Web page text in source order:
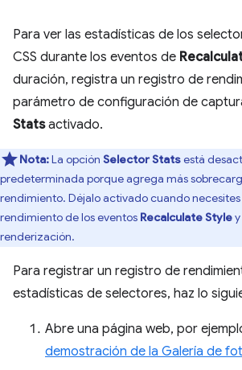
Para ver las estadísticas de los
CSS durante los eventos de
duración, registra un registro de
parámetro de configuración de
Statsactivado.
Nota:La opción Selector Statsestá
predeterminada porque agrega más
rendimiento. Déjalo activado cuando
rendimiento de los eventos Recalculate Style
renderización.
Para registrar un registro de
estadísticas de selectores, haz lo
Abre una página web, por
demostración de la Galería de